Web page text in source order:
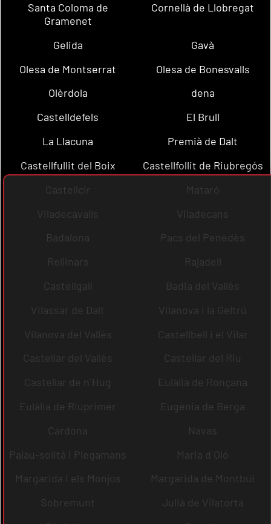
Santa Coloma de
Gramenet
Cornellà de Llobregat
Gelida
Gavà
Olesa de Montserrat
Olesa de Bonesvalls
Olèrdola
dena
Castelldefels
El Brull
La Llacuna
Premià de Dalt
Castellfullit del Boix
Castellfollit de Riubregós
Castellcir
Mataró
Viladecavalls
Viladecans
Badalona
Pacs del Penedès
Rellinars
Rajadell
Castellgalí
Badia del Vallès
Vilassar de Dalt
Vilanova i la Geltrú
Vilanova del Vallès
Castellbell i el Vilar
Castellar del Vallès
Castellar del Riu
Castellar de n´Hug
Eulàlia de Ronçana
Eulàlia de Riuprimer
Eugènia de Berga
Cardona
Navas
Palau-solità i Plegamans
Maria d´Oló
Margarida i els Monjos
Margarida de Montbui
Sobremunt
Julià de Vilatorta